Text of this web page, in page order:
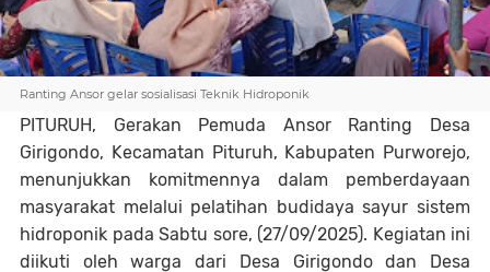
Ranting Ansor gelar sosialisasi Teknik Hidroponik
PITURUH, Gerakan Pemuda Ansor Ranting Desa
Girigondo, Kecamatan Pituruh, Kabupaten Purworejo,
menunjukkan komitmennya dalam pemberdayaan
masyarakat melalui pelatihan budidaya sayur sistem
hidroponik pada Sabtu sore, (27/09/2025). Kegiatan ini
diikuti oleh warga dari Desa Girigondo dan Desa